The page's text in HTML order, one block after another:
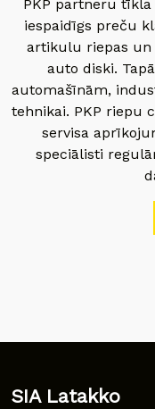
PKP partneru tīkla
iespaidīgs preču
artikulu riepas un
auto diski.
automašīnām,
tehnikai. PKP riepu
servisa
speciālisti
SIA Latakko